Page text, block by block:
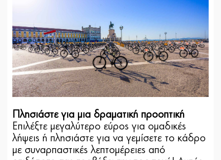
Πλησιάστε για μια δραματική προοπτική
Επιλέξτε μεγαλύτερο εύρος για ομαδικές
λήψεις ή πλησιάστε για να γεμίσετε το κάδρο
με συναρπαστικές λεπτομέρειες από